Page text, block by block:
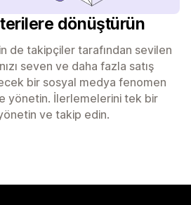
dönüştürün
de takipçiler tarafından sevilen
seven ve daha fazla satış
bir sosyal medya fenomen
yönetin. İlerlemelerini tek bir
ve takip edin.